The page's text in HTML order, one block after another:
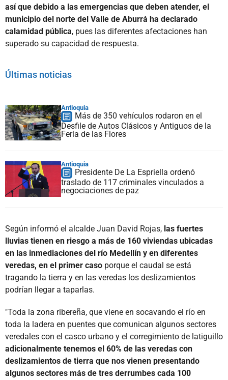
así que debido a las emergencias que deben atender, el
municipio del norte del Valle de Aburrá ha declarado
calamidad pública, pues las diferentes afectaciones han
superado su capacidad de respuesta.
Últimas noticias
Antioquia
Más de 350 vehículos rodaron en el
Desfile de Autos Clásicos y Antiguos de la
Feria de las Flores
Antioquia
Presidente De La Espriella ordenó
traslado de 117 criminales vinculados a
negociaciones de paz
Según informó el alcalde Juan David Rojas, las fuertes
lluvias tienen en riesgo a más de 160 viviendas ubicadas
en las inmediaciones del río Medellín y en diferentes
veredas, en el primer caso porque el caudal se está
tragando la tierra y en las veredas los deslizamientos
podrían llegar a taparlas.
"Toda la zona ribereña, que viene en socavando el río en
toda la ladera en puentes que comunican algunos sectores
veredales con el casco urbano y el corregimiento de latiguillo
adicionalmente tenemos el 60% de las veredas con
deslizamientos de tierra que nos vienen presentando
algunos sectores más de tres derrumbes cada 100